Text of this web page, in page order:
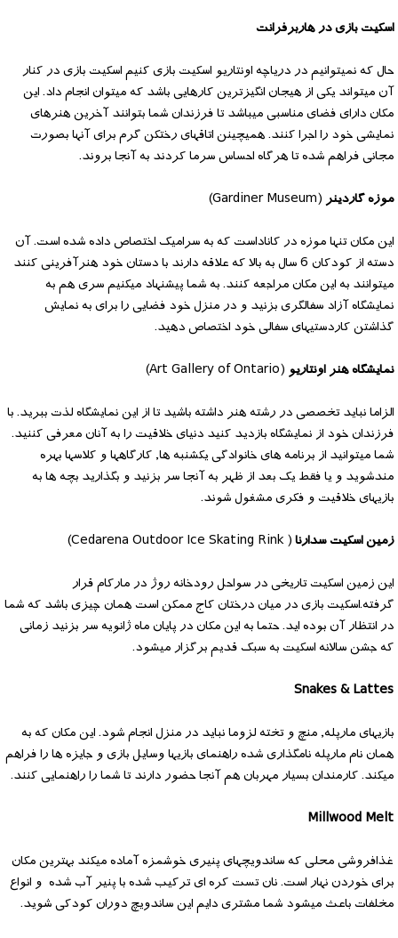
اسکیت بازی در هاربرفرانت
حال که نمیتوانیم در دریاچه اونتاریو اسکیت بازی کنیم اسکیت بازی در کنار
آن میتواند یکی از هیجان انگیزترین کارهایی باشد که میتوان انجام داد. این
مکان دارای فضای مناسبی میباشد تا فرزندان شما بتوانند آخرین هنرهای
نمایشی خود را اجرا کنند. همیچینن اتاقهای رختکن گرم برای آنها بصورت
مجانی فراهم شده تا هرگاه احساس سرما کردند به آنجا بروند.
موزه گاردینر(Gardiner Museum)
این مکان تنها موزه در کاناداست که به سرامیک اختصاص داده شده است. آن
دسته از کودکان 6 سال به بالا که علاقه دارند با دستان خود هنرآفرینی کنند
میتوانند به این مکان مراجعه کنند. به شما پیشنهاد میکنیم سری هم به
نمایشگاه آزاد سفالگری بزنید و در منزل خود فضایی را برای به نمایش
گذاشتن کاردستیهای سفالی خود اختصاص دهید.
نمایشگاه هنر اونتاریو(Art Gallery of Ontario)
الزاما نباید تخصصی در رشته هنر داشته باشید تا از این نمایشگاه لذت ببرید. با
فرزندان خود از نمایشگاه بازدید کنید دنیای خلاقیت را به آنان معرفی کننید.
شما میتوانید از برنامه های خانوادگی یکشنبه ها, کارگاهها و کلاسها بهره
مندشوید و یا فقط یک بعد از ظهر به آنجا سر بزنید و بگذارید بچه ها به
بازیهای خلاقیت و فکری مشغول شوند.
زمین اسکیت سدارنا( Cedarena Outdoor Ice Skating Rink)
این زمین اسکیت تاریخی در سواحل رودخانه روژ در مارکام قرار
گرفته.اسکیت بازی در میان درختان کاج ممکن است همان چیزی باشد که شما
در انتظار آن بوده اید. حتما به این مکان در پایان ماه ژانویه سر بزنید زمانی
که جشن سالانه اسکیت به سبک قدیم برگزار میشود.
Snakes & Lattes
بازیهای مارپله, منچ و تخته لزوما نباید در منزل انجام شود. این مکان که به
همان نام مارپله نامگذاری شده راهنمای بازیها وسایل بازی و جایزه ها را فراهم
میکند. کارمندان بسیار مهربان هم آنجا حضور دارند تا شما را راهنمایی کنند.
Millwood Melt
غذافروشی محلی که ساندویچهای پنیری خوشمزه آماده میکند بهترین مکان
برای خوردن نهار است. نان تست کره ای ترکیب شده با پنیر آب شده و انواع
مخلفات باعث میشود شما مشتری دایم این ساندویچ دوران کودکی شوید.